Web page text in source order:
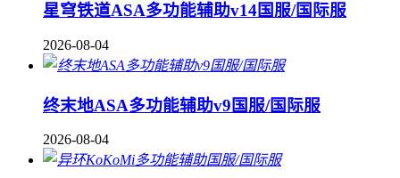
星穹铁道ASA多功能辅助v14国服/国际服
2026-08-04
终末地ASA多功能辅助v9国服/国际服
2026-08-04